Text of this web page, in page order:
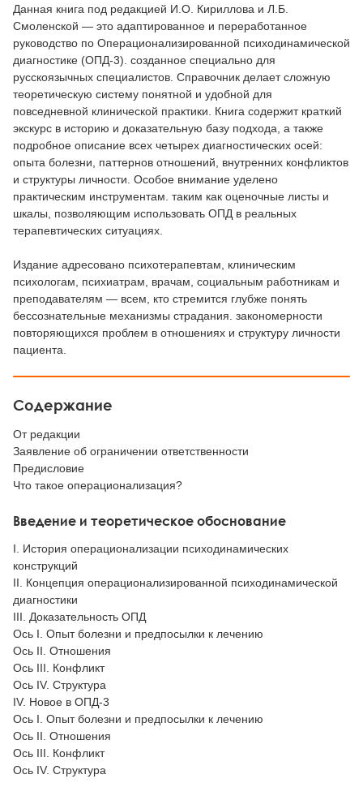
Данная книга под редакцией И.О. Кириллова и Л.Б.
Смоленской — это адаптированное и переработанное
руководство по Операционализированной психодинамической
диагностике (ОПД-3). созданное специально для
русскоязычных специалистов. Справочник делает сложную
теоретическую систему понятной и удобной для
повседневной клинической практики. Книга содержит краткий
экскурс в историю и доказательную базу подхода, а также
подробное описание всех четырех диагностических осей:
опыта болезни, паттернов отношений, внутренних конфликтов
и структуры личности. Особое внимание уделено
практическим инструментам. таким как оценочные листы и
шкалы, позволяющим использовать ОПД в реальных
терапевтических ситуациях.
Издание адресовано психотерапевтам, клиническим
психологам, психиатрам, врачам, социальным работникам и
преподавателям — всем, кто стремится глубже понять
бессознательные механизмы страдания. закономерности
повторяющихся проблем в отношениях и структуру личности
пациента.
Содержание
От редакции
Заявление об ограничении ответственности
Предисловие
Что такое операционализация?
Введение и теоретическое обоснование
I. История операционализации психодинамических
конструкций
II. Концепция операционализированной психодинамической
диагностики
III. Доказательность ОПД
Ось I. Опыт болезни и предпосылки к лечению
Ось II. Отношения
Ось III. Конфликт
Ось IV. Структура
IV. Новое в ОПД-3
Ось I. Опыт болезни и предпосылки к лечению
Ось II. Отношения
Ось III. Конфликт
Ось IV. Структура